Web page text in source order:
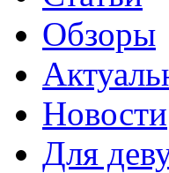
Обзоры
Новости
Для